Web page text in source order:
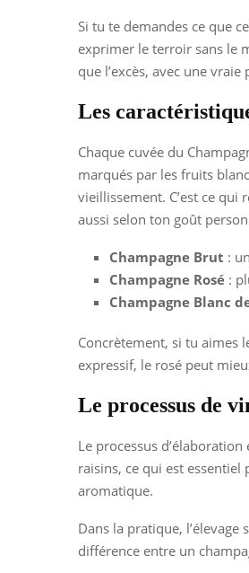
Si tu te demandes ce que
exprimer le terroir sans le
que l’excès, avec une
Les
Chaque cuvée du
marqués par les fruits
vieillissement. C’est ce
aussi selon ton goût
Champagne Brut :
Champagne Rosé :
Champagne Blanc
Concrètement, si tu aimes
expressif, le rosé peut
Le processus de
Le processus
raisins, ce qui est
aromatique.
Dans la pratique,
différence entre un